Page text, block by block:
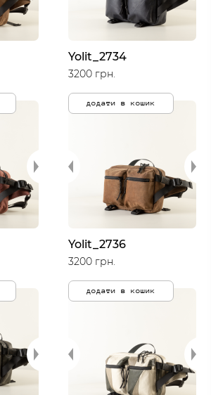
Yolit_2734
3200 грн.
додати в кошик
Yolit_2736
3200 грн.
додати в кошик